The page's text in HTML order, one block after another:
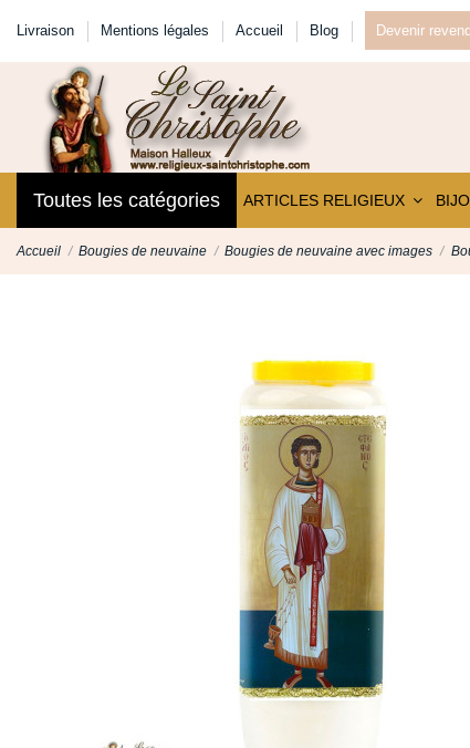
Livraison Mentions légales Accueil Blog Devenir
Toutes les catégories ARTICLES RELIGIEUX
Accueil Bougies de neuvaine Bougies de neuvaine avec images